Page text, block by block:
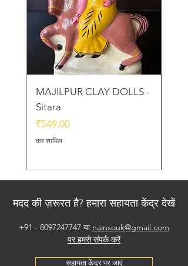
MAJILPUR CLAY DOLLS -
Sitara
मूल्य
₹549.00
कर शामिल
मदद की ज़रूरत है? हमारा सहायता केंद्र देखें
+91 - 8097247747 या nainsouk@gmail.com
पर हमसे संपर्क करें
सहायता केंद्र पर जाएं